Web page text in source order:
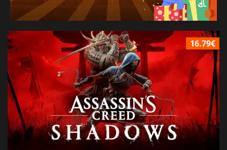
16.79€